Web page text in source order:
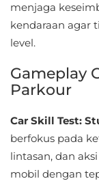
Strategi
Trivia
Word
Art
&
menjaga
kendaraan agar
level.
Gameplay
Parkour
Car Skill Test:
berfokus pada
lintasan, dan
mobil dengan